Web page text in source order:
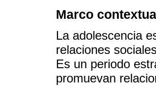
Marco
La adolescencia
relaciones
Es un periodo
promuevan